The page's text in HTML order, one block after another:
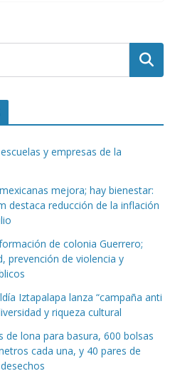
Buscar
y empresas de la
mejora; hay bienestar:
destaca reducción de la inflación
de colonia Guerrero;
prevención de violencia y
Iztapalapa lanza “campaña anti
y riqueza cultural
de lona para basura, 600 bolsas
cada una, y 40 pares de